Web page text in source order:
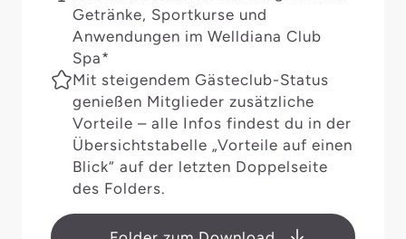
Getränke, Sportkurse und
Anwendungen im Welldiana Club
Spa*
Mit steigendem Gästeclub-Status
genießen Mitglieder zusätzliche
Vorteile – alle Infos findest du in der
Übersichtstabelle „Vorteile auf einen
Blick“ auf der letzten Doppelseite
des Folders.